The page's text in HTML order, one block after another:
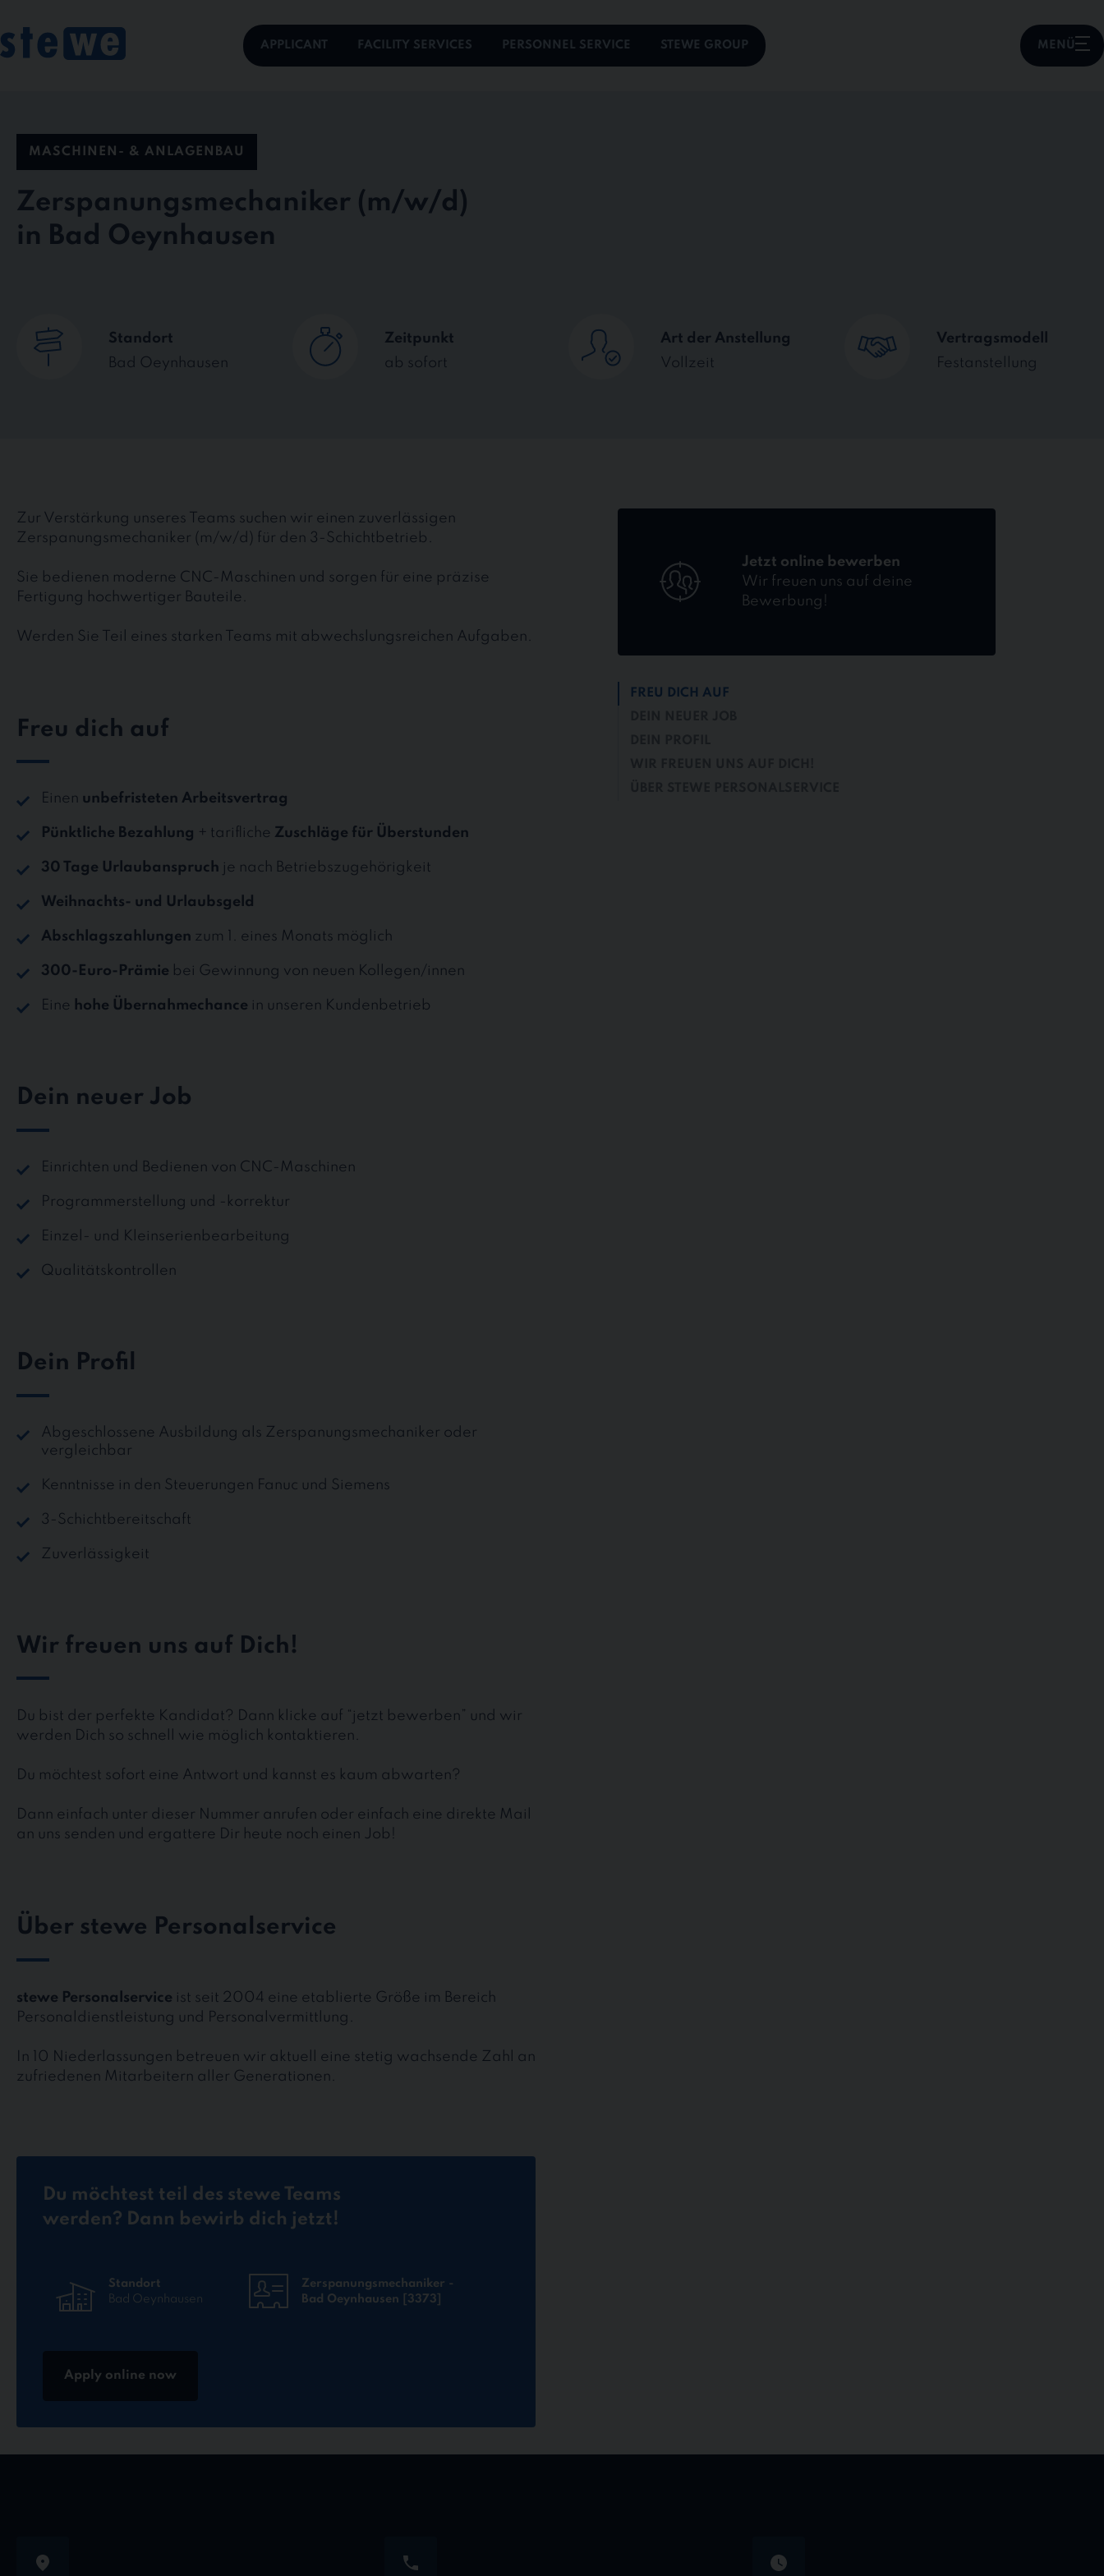
APPLICANT FACILITY SERVICES PERSONNEL SERVICE STEWE GROUP MENÜ
content
MASCHINEN- & ANLAGENBAU
Zerspanungsmechaniker
in Bad Oeynhausen
Standort
Bad Oeynhausen
Zeitpunkt
ab sofort
Art der Anstellung
Vollzeit
Vertragsmodell
Festanstellung
Zur Verstärkung unseres Teams suchen wir einen zuverlässigen
Zerspanungsmechaniker (m/w/d) für den 3-Schichtbetrieb.
Sie bedienen moderne CNC-Maschinen und sorgen für eine präzise
Fertigung hochwertiger Bauteile.
Werden Sie Teil eines starken Teams mit abwechslungsreichen Aufgaben.
Freu dich auf
Einen unbefristeten Arbeitsvertrag
Pünktliche Bezahlung + tarifliche Zuschläge für Überstunden
30 Tage Urlaubanspruch je nach Betriebszugehörigkeit
Weihnachts- und Urlaubsgeld
Abschlagszahlungen zum 1. eines Monats möglich
300-Euro-Prämie bei Gewinnung von neuen Kollegen/innen
Eine hohe Übernahmechance in unseren Kundenbetrieb
Dein neuer Job
Einrichten und Bedienen von CNC-Maschinen
Programmerstellung und -korrektur
Einzel- und Kleinserienbearbeitung
Qualitätskontrollen
Dein Profil
Abgeschlossene Ausbildung als Zerspanungsmechaniker oder
vergleichbar
Kenntnisse in den Steuerungen Fanuc und Siemens
3-Schichtbereitschaft
Zuverlässigkeit
Wir freuen uns auf Dich!
Du bist der perfekte Kandidat? Dann klicke auf “jetzt bewerben” und wir
werden Dich so schnell wie möglich kontaktieren.
Du möchtest sofort eine Antwort und kannst es kaum abwarten?
Dann einfach unter dieser Nummer anrufen oder einfach eine direkte Mail
an uns senden und ergattere Dir heute noch einen Job!
Über stewe Personalservice
stewe Personalservice ist seit 2004 eine etablierte Größe im Bereich
Personaldienstleistung und Personalvermittlung.
In 10 Niederlassungen betreuen wir aktuell eine stetig wachsende Zahl an
zufriedenen Mitarbeitern aller Generationen.
Du möchtest teil des stewe Teams
werden? Dann bewirb dich jetzt!
Standort
Bad Oeynhausen
Zerspanungsmechaniker -
Bad Oeynhausen [3373]
Apply online now
Jetzt online bewerben
Wir freuen uns auf deine
Bewerbung!
FREU DICH AUF